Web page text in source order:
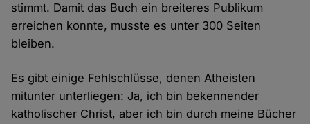
stimmt. Damit das Buch ein breiteres Publikum
erreichen konnte, musste es unter 300 Seiten
bleiben.
Es gibt einige Fehlschlüsse, denen Atheisten
mitunter unterliegen: Ja, ich bin bekennender
katholischer Christ, aber ich bin durch meine Bücher